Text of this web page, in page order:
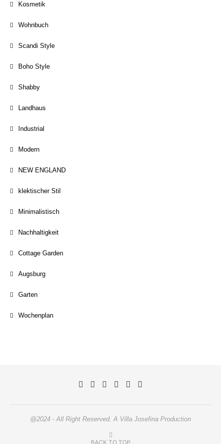
Kosmetik
Wohnbuch
Scandi Style
Boho Style
Shabby
Landhaus
Industrial
Modern
NEW ENGLAND
klektischer Stil
Minimalistisch
Nachhaltigkeit
Cottage Garden
Augsburg
Garten
Wochenplan
@2024 - All Right Reserved. A Villa Josefina Production
BACK TO TOP